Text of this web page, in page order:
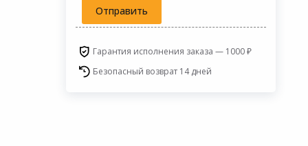
Отправить
Гарантия исполнения заказа — 1000 ₽
Безопасный возврат 14 дней